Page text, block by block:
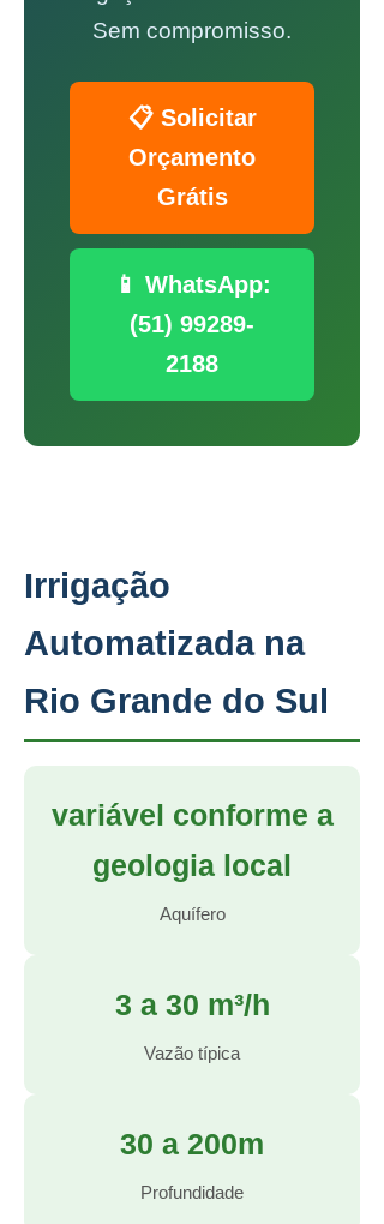
Sem compromisso.
📋 Solicitar
Orçamento
Grátis
📱 WhatsApp:
(51) 99289-
2188
Irrigação
Automatizada na
Rio Grande do Sul
variável conforme a
geologia local
Aquífero
3 a 30 m³/h
Vazão típica
30 a 200m
Profundidade